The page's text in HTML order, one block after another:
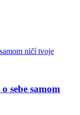
sebe samom